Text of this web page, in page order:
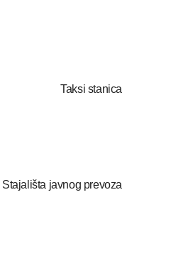
Taksi stanica
Stajališta javnog prevoza